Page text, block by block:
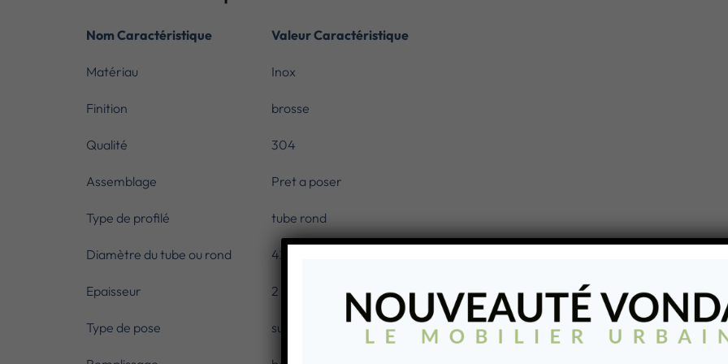
Nom Caractéristique Valeur Caractéristique
Matériau Inox
Finition brosse
Qualité 304
Assemblage Pret a poser
Type de profilé tube rond
Diamètre du tube ou rond 42,4 mm
Epaisseur 2 mm
Type de pose sur dalle